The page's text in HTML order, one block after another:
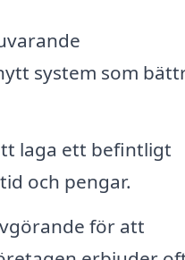
system som
laga ett befintligt
och pengar.
för att